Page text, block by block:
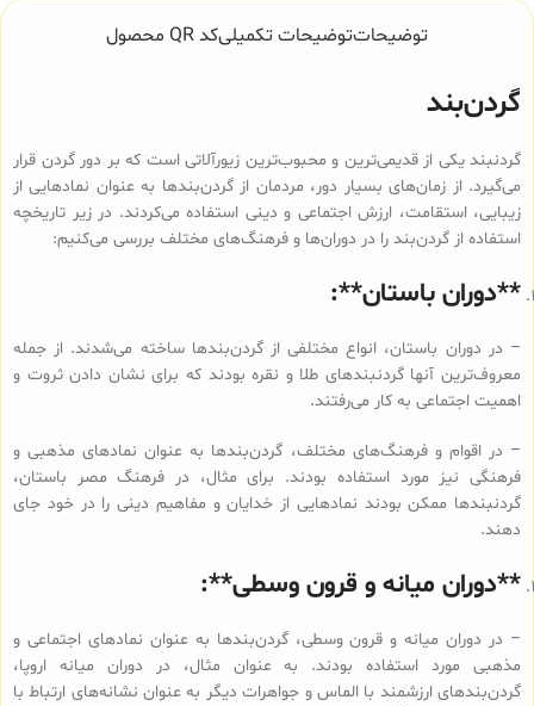
توضیحاتتوضیحات تکمیلیکد QR محصول
گردن‌بند
گردنبند یکی از قدیمی‌ترین و محبوب‌ترین زیورآلاتی است که بر دور گردن قرار
می‌گیرد. از زمان‌های بسیار دور، مردمان از گردن‌بندها به عنوان نمادهایی از
زیبایی، استقامت، ارزش اجتماعی و دینی استفاده می‌کردند. در زیر تاریخچه
استفاده از گردن‌بند را در دوران‌ها و فرهنگ‌های مختلف بررسی می‌کنیم:
**دوران باستان**:
– در دوران باستان، انواع مختلفی از گردن‌بندها ساخته می‌شدند. از جمله
معروف‌ترین آنها گردنبندهای طلا و نقره بودند که برای نشان دادن ثروت و
اهمیت اجتماعی به کار می‌رفتند.
– در اقوام و فرهنگ‌های مختلف، گردن‌بندها به عنوان نمادهای مذهبی و
فرهنگی نیز مورد استفاده بودند. برای مثال، در فرهنگ مصر باستان،
گردنبندها ممکن بودند نمادهایی از خدایان و مفاهیم دینی را در خود جای
دهند.
**دوران میانه و قرون وسطی**:
– در دوران میانه و قرون وسطی، گردن‌بندها به عنوان نمادهای اجتماعی و
مذهبی مورد استفاده بودند. به عنوان مثال، در دوران میانه اروپا،
گردن‌بندهای ارزشمند با الماس و جواهرات دیگر به عنوان نشانه‌های ارتباط با